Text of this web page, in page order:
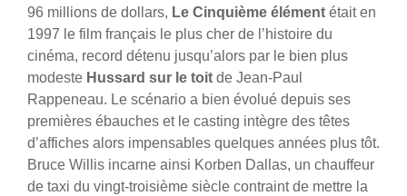
96 millions de dollars, Le Cinquième élément était en
1997 le film français le plus cher de l’histoire du
cinéma, record détenu jusqu’alors par le bien plus
modeste Hussard sur le toit de Jean-Paul
Rappeneau. Le scénario a bien évolué depuis ses
premières ébauches et le casting intègre des têtes
d’affiches alors impensables quelques années plus tôt.
Bruce Willis incarne ainsi Korben Dallas, un chauffeur
de taxi du vingt-troisième siècle contraint de mettre la